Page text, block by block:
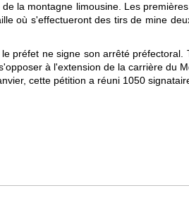
la montagne limousine. Les
où s'effectueront des tirs de mine
préfet ne signe son arrêté préfectoral.
à l'extension de la carrière du
cette pétition a réuni 1050